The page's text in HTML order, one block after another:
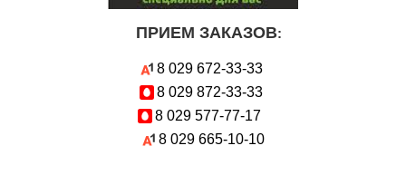
ПРИЕМ ЗАКАЗОВ:
8 029 672-33-33
8 029 872-33-33
8 029 577-77-17
8 029 665-10-10